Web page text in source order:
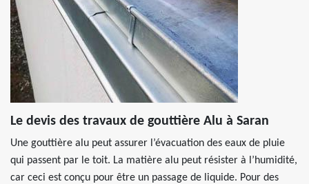
Le devis des travaux de gouttière Alu à Saran
Une gouttière alu peut assurer l’évacuation des eaux de pluie
qui passent par le toit. La matière alu peut résister à l’humidité,
car ceci est conçu pour être un passage de liquide. Pour des